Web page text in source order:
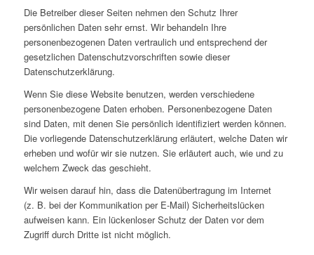
Die Betreiber dieser Seiten nehmen den Schutz Ihrer
persönlichen Daten sehr ernst. Wir behandeln Ihre
personenbezogenen Daten vertraulich und entsprechend der
gesetzlichen Datenschutzvorschriften sowie dieser
Datenschutzerklärung.
Wenn Sie diese Website benutzen, werden verschiedene
personenbezogene Daten erhoben. Personenbezogene Daten
sind Daten, mit denen Sie persönlich identifiziert werden können.
Die vorliegende Datenschutzerklärung erläutert, welche Daten wir
erheben und wofür wir sie nutzen. Sie erläutert auch, wie und zu
welchem Zweck das geschieht.
Wir weisen darauf hin, dass die Datenübertragung im Internet
(z. B. bei der Kommunikation per E-Mail) Sicherheitslücken
aufweisen kann. Ein lückenloser Schutz der Daten vor dem
Zugriff durch Dritte ist nicht möglich.